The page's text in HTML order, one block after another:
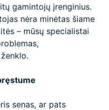
gamintojų įrenginius.
nėra minėtas šiame
– mūsų specialistai
senas, ar pats